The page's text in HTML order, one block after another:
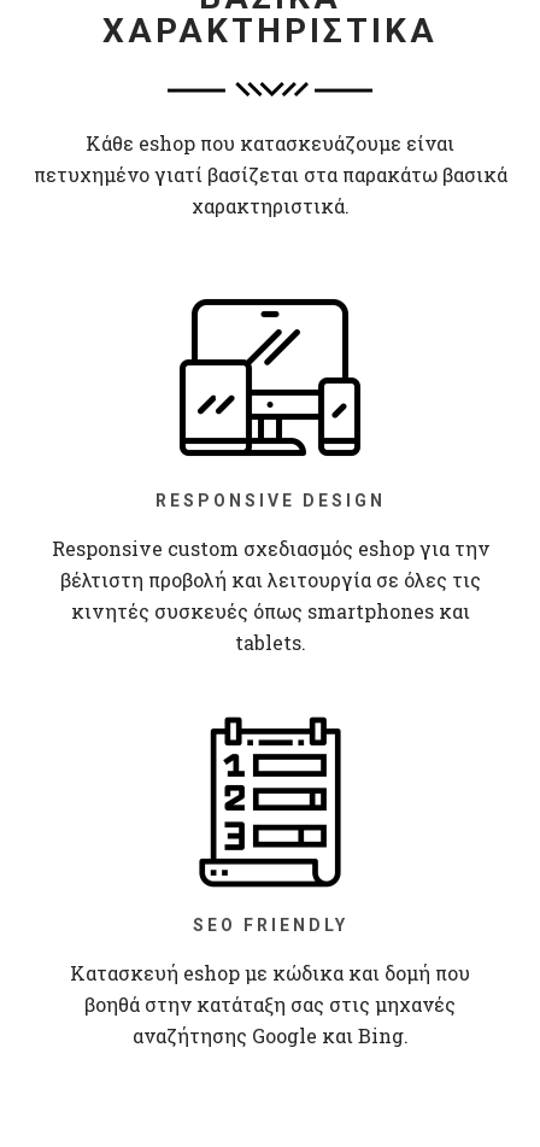
ΧΑΡΑΚΤΗΡΙΣΤΙΚΑ
Κάθε eshop που κατασκευάζουμε είναι
πετυχημένο γιατί βασίζεται στα παρακάτω βασικά
χαρακτηριστικά.
RESPONSIVE DESIGN
Responsive custom σχεδιασμός eshop για την
βέλτιστη προβολή και λειτουργία σε όλες τις
κινητές συσκευές όπως smartphones και
tablets.
SEO FRIENDLY
Κατασκευή eshop με κώδικα και δομή που
βοηθά στην κατάταξη σας στις μηχανές
αναζήτησης Google και Bing.